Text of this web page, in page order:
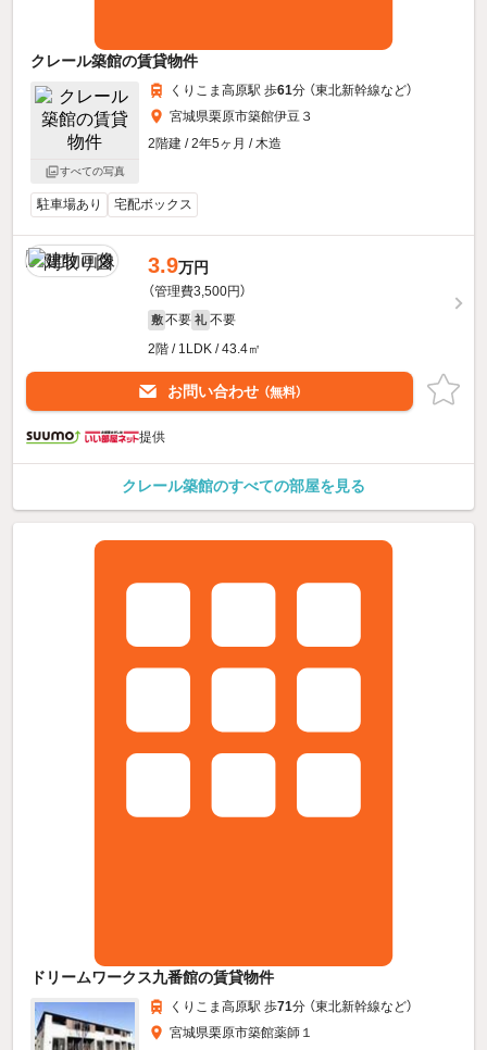
クレール築館の賃貸物件
すべての写真
くりこま高原駅 歩61分 （東北新幹線など）
宮城県栗原市築館伊豆３
2階建 / 2年5ヶ月 / 木造
駐車場あり 宅配ボックス
3.9万円
（管理費3,500円）
敷 不要 礼 不要
2階 / 1LDK / 43.4㎡
お問い合わせ （無料）
提供
クレール築館のすべての部屋を見る
ドリームワークス九番館の賃貸物件
くりこま高原駅 歩71分 （東北新幹線など）
宮城県栗原市築館薬師１